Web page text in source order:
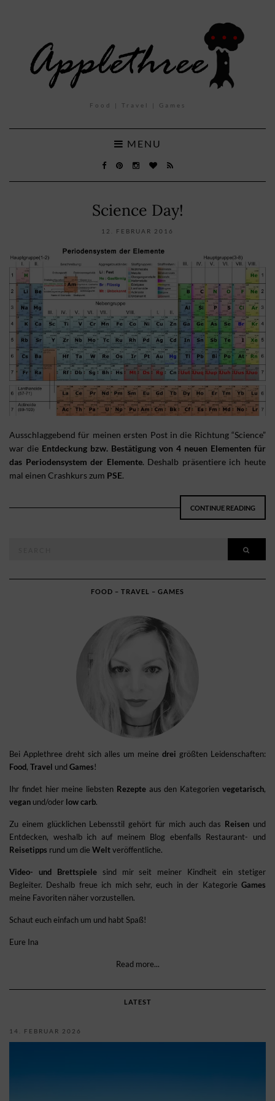
Food | Travel | Games
MENU
Science Day!
12. FEBRUAR 2016
Ausschlaggebend für meinen ersten Post in die Richtung “Science”
war die Entdeckung bzw. Bestätigung von 4 neuen Elementen für
das Periodensystem der Elemente. Deshalb präsentiere ich heute
mal einen Crashkurs zum PSE.
CONTINUE READING
FOOD – TRAVEL – GAMES
Bei Applethree dreht sich alles um meine drei größten Leidenschaften:
Food, Travel und Games!
Ihr findet hier meine liebsten Rezepteaus den Kategorienvegetarisch,
vegan und/oder low carb.
Zu einem glücklichen Lebensstil gehört für mich auch das Reisen und
Entdecken, weshalb ich auf meinem Blog ebenfalls Restaurant- und
Reisetipps rund um die Weltveröffentliche.
Video- und Brettspielesind mir seit meiner Kindheit ein stetiger
Begleiter. Deshalb freue ich mich sehr, euch in der Kategorie Games
meine Favoriten näher vorzustellen.
Schaut euch einfach um und habt Spaß!
Eure Ina
Read more...
LATEST
14. FEBRUAR 2026